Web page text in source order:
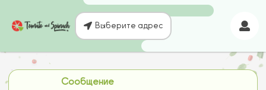
Выберите адрес
Сообщение